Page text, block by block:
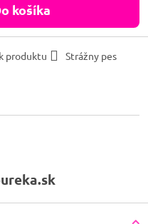
Do košíka
produktu
Strážny pes